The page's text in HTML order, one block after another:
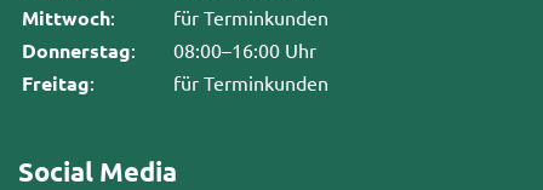
Mittwoch: für Terminkunden
Donnerstag: 08:00–16:00 Uhr
Freitag: für Terminkunden
Social Media